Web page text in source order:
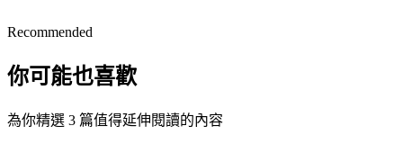
Recommended
你可能也喜歡
為你精選 3 篇值得延伸閱讀的內容